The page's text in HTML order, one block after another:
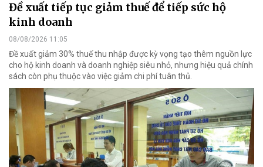
Đề xuất tiếp tục giảm thuế để tiếp sức hộ
kinh doanh
08/08/2026 11:05
Đề xuất giảm 30% thuế thu nhập được kỳ vọng tạo thêm nguồn lực
cho hộ kinh doanh và doanh nghiệp siêu nhỏ, nhưng hiệu quả chính
sách còn phụ thuộc vào việc giảm chi phí tuân thủ.